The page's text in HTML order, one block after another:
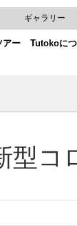
アー Tutokoに
ギャラリー
型コ